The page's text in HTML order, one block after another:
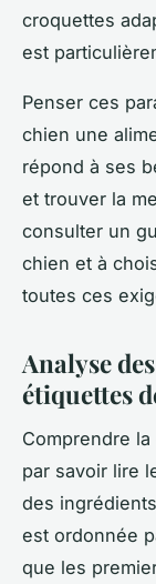
croquettes
est
Penser ces
chien une
répond à ses
et trouver la
consulter un
chien et à
toutes ces
Analyse
étiquettes
Comprendre
par savoir lire
des
est ordonnée
que les